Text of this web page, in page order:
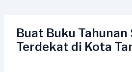
kontenBuat Buku Tahunan
Terdekat di Kota